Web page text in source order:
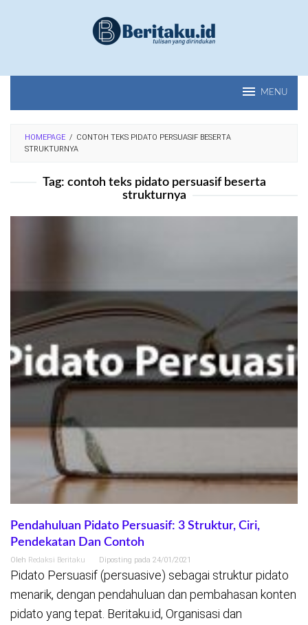
MENU
HOMEPAGE / CONTOH TEKS PIDATO PERSUASIF BESERTA
STRUKTURNYA
Tag: contoh teks pidato persuasif beserta
strukturnya
Pendahuluan Pidato Persuasif: 3 Struktur, Ciri,
Pendekatan Dan Contoh
Oleh Redaksi Beritaku Diposting pada 24/01/2021
Pidato Persuasif (persuasive) sebagai struktur pidato
menarik, dengan pendahuluan dan pembahasan konten
pidato yang tepat. Beritaku.id, Organisasi dan